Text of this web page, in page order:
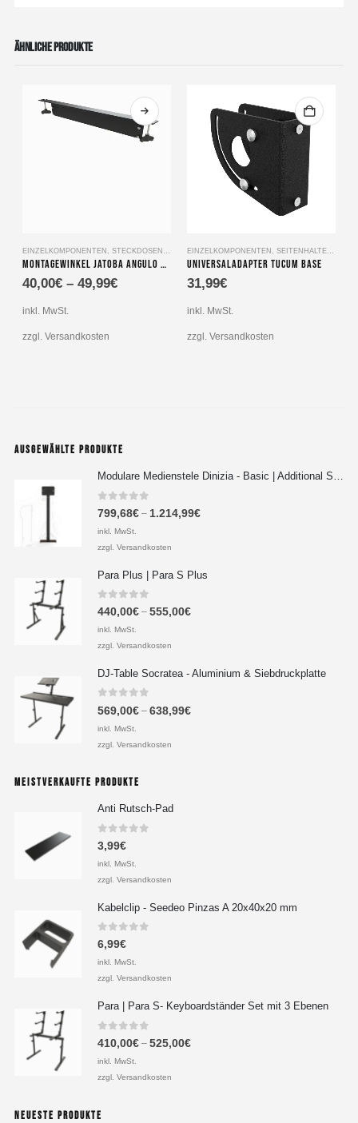
ÄHNLICHE PRODUKTE
EINZELKOMPONENTEN , STECKDOSENLEISTE
Montagewinkel Jatoba angulo 8 – für 19″ Steckdosenleiste 8fach
40,00€– 49,99€
inkl. MwSt.
zzgl. Versandkosten
EINZELKOMPONENTEN , SEITENHALTERUNG
Universaladapter Tucum base
31,99€
inkl. MwSt.
zzgl. Versandkosten
AUSGEWÄHLTE PRODUKTE
Modulare Medienstele Dinizia - Basic | Additional Setup
0out of 5
799,68€– 1.214,99€
inkl. MwSt.
zzgl. Versandkosten
Para Plus | Para S Plus
0 out of 5
440,00€– 555,00€
inkl. MwSt.
zzgl. Versandkosten
DJ-Table Socratea - Aluminium & Siebdruckplatte
0 out of 5
569,00€– 638,99€
inkl. MwSt.
zzgl. Versandkosten
MEISTVERKAUFTE PRODUKTE
Anti Rutsch-Pad
0 out of 5
3,99€
inkl. MwSt.
zzgl. Versandkosten
Kabelclip - Seedeo Pinzas A 20x40x20 mm
0 out of 5
6,99€
inkl. MwSt.
zzgl. Versandkosten
Para | Para S- Keyboardständer Set mit 3 Ebenen
0 out of 5
410,00€– 525,00€
inkl. MwSt.
zzgl. Versandkosten
NEUESTE PRODUKTE